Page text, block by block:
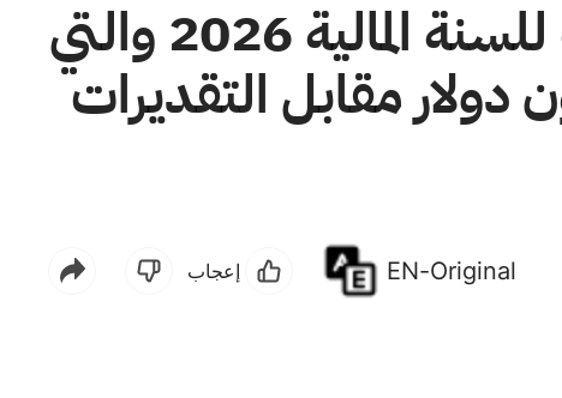
تؤكد شركة فايرفلاي إيروسبيس توقعاتها للمبيعات للسنة المالية 2026 والتي
مليون دولار و450.000 مليون دولار مقابل التقديرات
EN-Original إعجاب